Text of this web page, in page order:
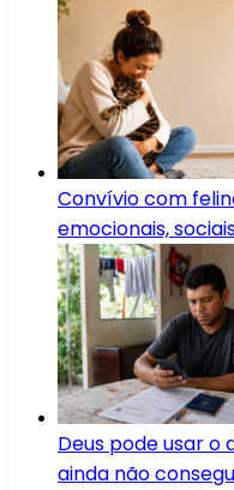
Convívio com
emocionais,
Deus pode usar
ainda não